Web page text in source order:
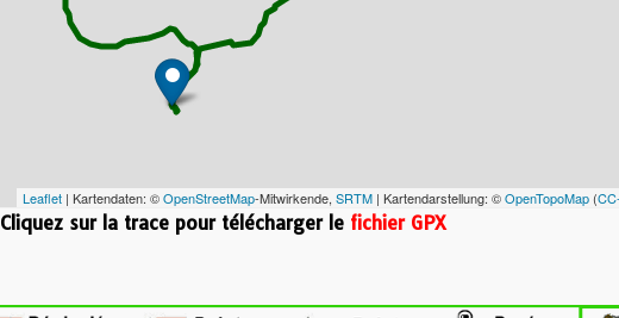
Leaflet | Kartendaten: ©OpenStreetMap-Mitwirkende,SRTM | Kartendarstellung: ©OpenTopoMap (
Cliquez sur la trace pour télécharger le fichier GPX